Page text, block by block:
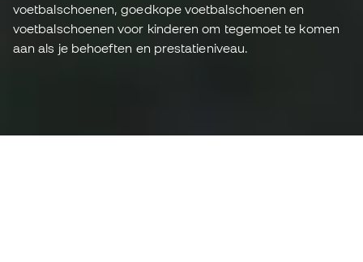
voetbalschoenen, goedkope voetbalschoenen en
voetbalschoenen voor kinderen om tegemoet te komen
aan als je behoeften en prestatieniveau.